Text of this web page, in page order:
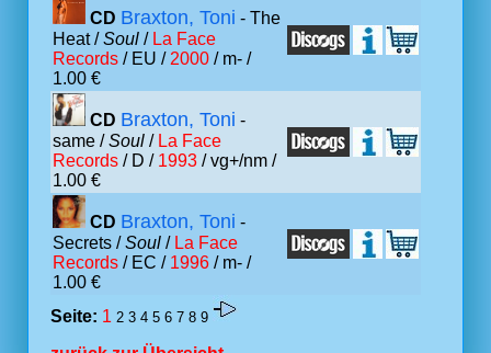
CD Braxton, Toni - The
Heat /Soul / La Face
Records / EU / 2000 / m- /
1.00 €
CD Braxton, Toni -
same /Soul / La Face
Records / D / 1993 / vg+/nm /
1.00 €
CD Braxton, Toni -
Secrets /Soul / La Face
Records / EC / 1996 / m- /
1.00 €
Seite: 1 2 3 4 5 6 7 8 9